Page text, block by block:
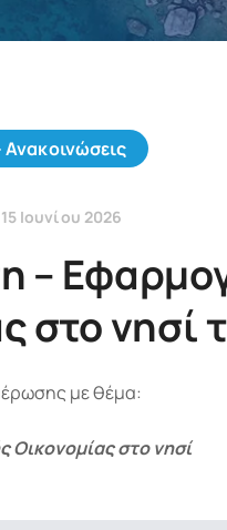
15 Ιουνίου 2026
–
στο νησί
με θέμα:
Οικονομίας στο νησί